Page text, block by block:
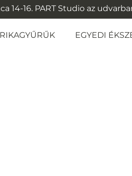
14-16. PART Studio az
EGYEDI